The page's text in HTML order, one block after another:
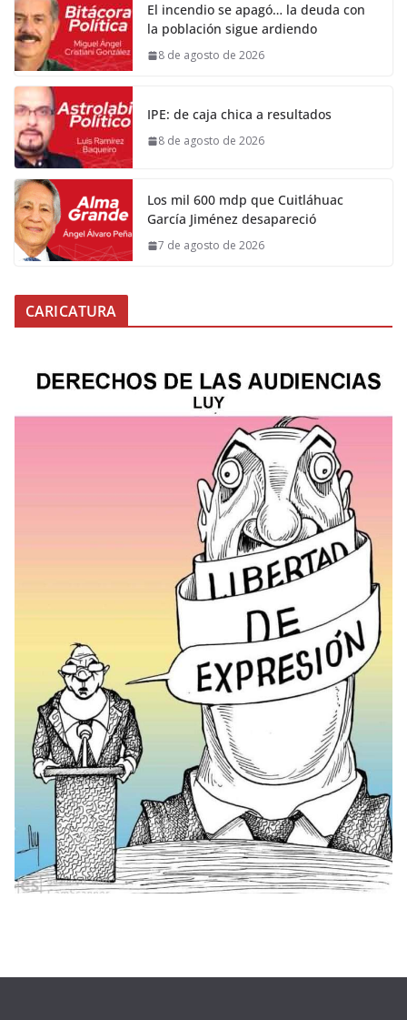
El incendio se apagó… la deuda con
la población sigue ardiendo
8 de agosto de 2026
IPE: de caja chica a resultados
8 de agosto de 2026
Los mil 600 mdp que Cuitláhuac
García Jiménez desapareció
7 de agosto de 2026
CARICATURA